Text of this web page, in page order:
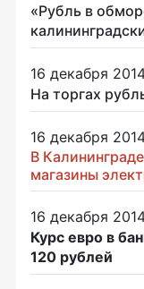
«Рубль в
16 декабря
На торгах
16 декабря
В
магазины
16 декабря
Курс евро в
120 рублей